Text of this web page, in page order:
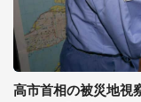
高市首相の被災地視